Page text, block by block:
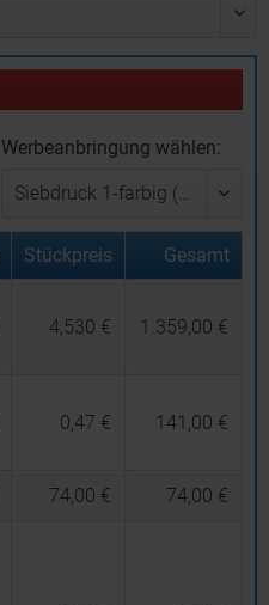
Werbeanbringung wählen:
Stückpreis Gesamt
4,530 € 1.359,00 €
0,47 € 141,00 €
74,00 € 74,00 €